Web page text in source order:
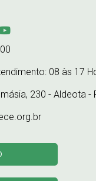
08 às 17
230 - Aldeota -